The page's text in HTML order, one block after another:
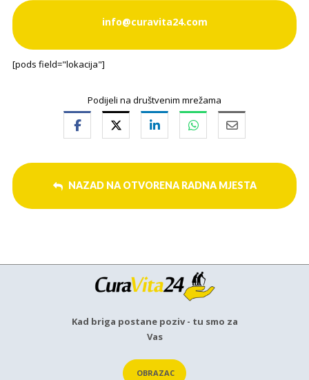
info@curavita24.com
[pods field="lokacija"]
Podijeli na društvenim mrežama
NAZAD NA OTVORENA RADNA MJESTA
Kad briga postane poziv - tu smo za
Vas
OBRAZAC